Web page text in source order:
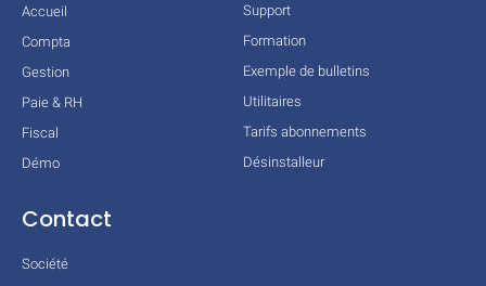
Accueil
Compta
Gestion
Paie & RH
Fiscal
Démo
Support
Formation
Exemple de bulletins
Utilitaires
Tarifs abonnements
Désinstalleur
Contact
Société